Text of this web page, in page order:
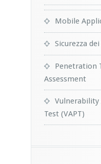
Mobile
Sicurezza
Penetration
Assessment
Vulnerability
Test (VAPT)